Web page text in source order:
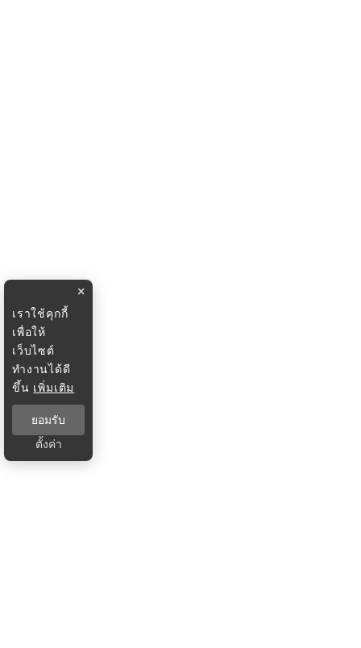
×
เราใช้คุกกี้
เพื่อให้
เว็บไซต์
ทำงานได้ดี
ขึ้น เพิ่มเติม
ยอมรับ
ตั้งค่า